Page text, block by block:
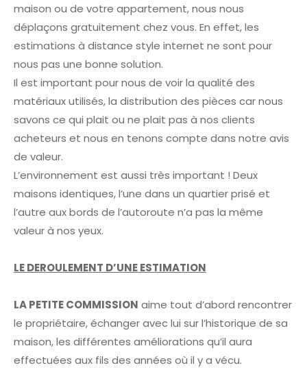
maison ou de votre appartement, nous nous
déplaçons gratuitement chez vous. En effet, les
estimations à distance style internet ne sont pour
nous pas une bonne solution.
Il est important pour nous de voir la qualité des
matériaux utilisés, la distribution des pièces car nous
savons ce qui plait ou ne plait pas à nos clients
acheteurs et nous en tenons compte dans notre avis
de valeur.
L’environnement est aussi très important ! Deux
maisons identiques, l’une dans un quartier prisé et
l’autre aux bords de l’autoroute n’a pas la même
valeur à nos yeux.
LE DEROULEMENT D’UNE ESTIMATION
LA PETITE COMMISSION aime tout d’abord rencontrer
le propriétaire, échanger avec lui sur l’historique de sa
maison, les différentes améliorations qu’il aura
effectuées aux fils des années où il y a vécu.